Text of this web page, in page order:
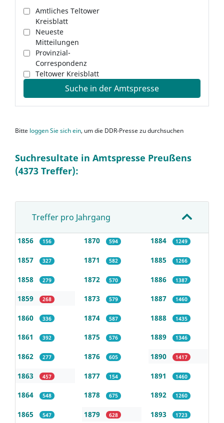
Amtliches Teltower
Kreisblatt
Neueste
Mitteilungen
Provinzial-
Correspondenz
Teltower Kreisblatt
Suche in der Amtspresse
Bitte loggen Sie sich ein, um die DDR-Presse zu durchsuchen
Suchresultate in Amtspresse Preußens
(4373 Treffer):
Treffer pro Jahrgang
1856 156
1857 327
1858 279
1859 268
1860 336
1861 392
1862 277
1863 457
1864 548
1865 547
1870 594
1871 582
1872 570
1873 579
1874 587
1875 576
1876 605
1877 154
1878 675
1879 628
1884 1249
1885 1266
1886 1387
1887 1460
1888 1435
1889 1346
1890 1417
1891 1460
1892 1260
1893 1723